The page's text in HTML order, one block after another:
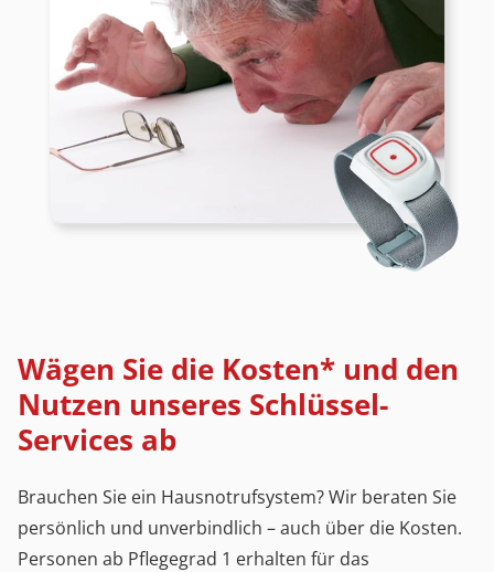
Wägen Sie die Kosten* und den
Nutzen unseres Schlüssel-
Services ab
Brauchen Sie ein Hausnotrufsystem? Wir beraten Sie
persönlich und unverbindlich – auch über die Kosten.
Personen ab Pflegegrad 1 erhalten für das